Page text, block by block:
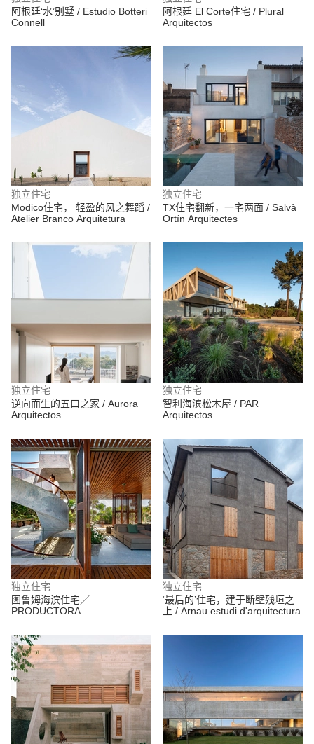
阿根廷‘水’别墅 / Estudio Botteri
Connell
阿根廷 El Corte住宅 / Plural
Arquitectos
独立住宅
Modico住宅， 轻盈的风之舞蹈 /
Atelier Branco Arquitetura
独立住宅
TX住宅翻新，一宅两面 / Salvà
Ortín Arquitectes
独立住宅
逆向而生的五口之家 / Aurora
Arquitectos
独立住宅
智利海滨松木屋 / PAR
Arquitectos
独立住宅
图鲁姆海滨住宅／
PRODUCTORA
独立住宅
‘最后的’住宅，建于断壁残垣之
上 / Arnau estudi d'arquitectura